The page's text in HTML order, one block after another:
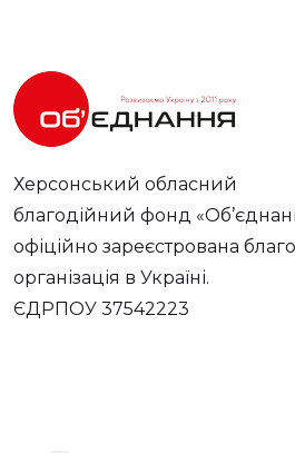
Херсонський обласний
благодійний фонд
офіційно зареєстрована
організація в Україні.
ЄДРПОУ 37542223